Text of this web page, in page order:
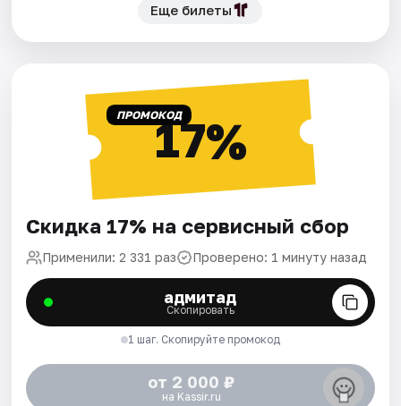
Еще билеты
ПРОМОКОД17%
Скидка 17% на сервисный сбор
Применили: 2 331 раз Проверено: 1 минуту назад
адмитад
Скопировать
1 шаг. Скопируйте промокод
от 2 000 ₽
на Kassir.ru